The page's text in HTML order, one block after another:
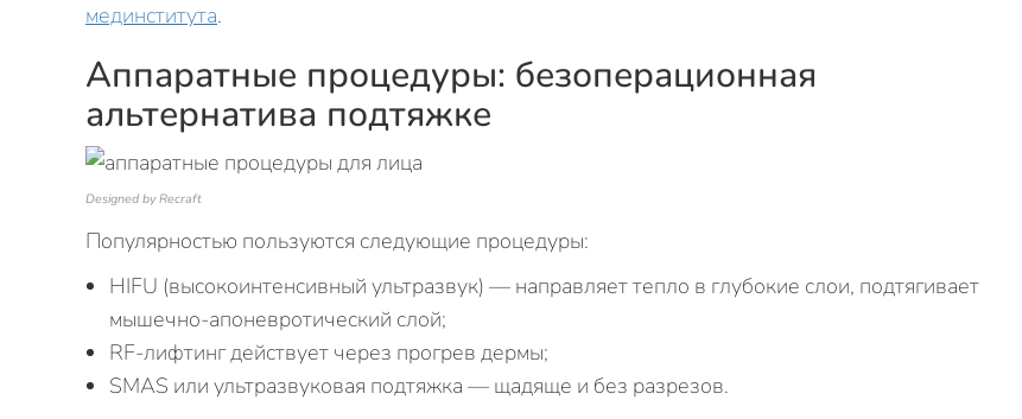
мединститута.
Аппаратные процедуры: безоперационная
альтернатива подтяжке
Designed by Recraft
Популярностью пользуются следующие процедуры:
HIFU (высокоинтенсивный ультразвук) — направляет тепло в глубокие слои, подтягивает
мышечно-апоневротический слой;
RF‑лифтинг действует через прогрев дермы;
SMAS или ультразвуковая подтяжка — щадяще и без разрезов.